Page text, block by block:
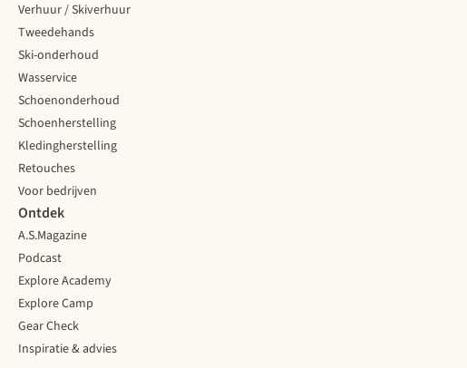
Verhuur / Skiverhuur
Tweedehands
Ski-onderhoud
Wasservice
Schoenonderhoud
Schoenherstelling
Kledingherstelling
Retouches
Voor bedrijven
Ontdek
A.S.Magazine
Podcast
Explore Academy
Explore Camp
Gear Check
Inspiratie & advies